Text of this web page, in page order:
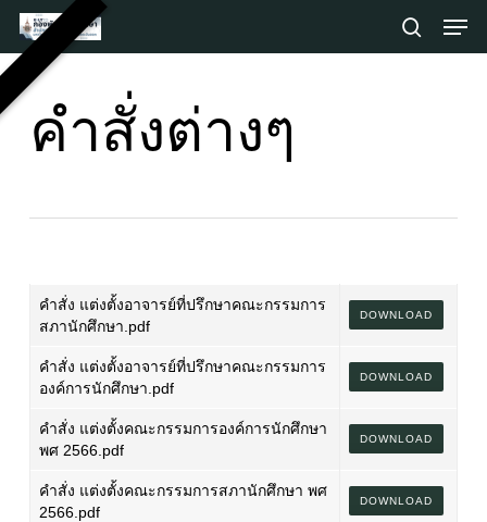
Skip
main
content
คำสั่งต่างๆ
คำสั่ง แต่งตั้งอาจารย์ที่ปรึกษาคณะกรรมการ
สภานักศึกษา.pdf
DOWNLOAD
คำสั่ง แต่งตั้งอาจารย์ที่ปรึกษาคณะกรรมการ
องค์การนักศึกษา.pdf
DOWNLOAD
คำสั่ง แต่งตั้งคณะกรรมการองค์การนักศึกษา
พศ 2566.pdf
DOWNLOAD
คำสั่ง แต่งตั้งคณะกรรมการสภานักศึกษา พศ
2566.pdf
DOWNLOAD